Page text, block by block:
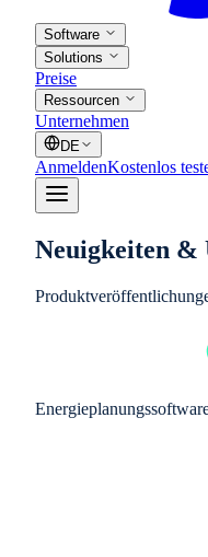
Software
Solutions
Preise
Ressourcen
Unternehmen
DE
AnmeldenKostenlos
Neuigkeiten &